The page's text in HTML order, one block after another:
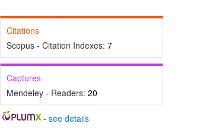
Citations
Scopus - Citation Indexes: 7
Captures
Mendeley - Readers: 20
-see details